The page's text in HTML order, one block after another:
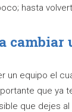
hasta
cambiar
un equipo el
que ya
que dejes